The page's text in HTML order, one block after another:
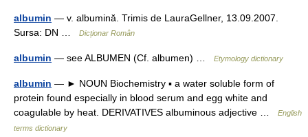
albumin — v. albumină. Trimis de LauraGellner, 13.09.2007.
Sursa: DN …
Dicționar Român
albumin — see ALBUMEN (Cf. albumen) … Etymology dictionary
albumin — ► NOUN Biochemistry ▪ a water soluble form of
protein found especially in blood serum and egg white and
coagulable by heat. DERIVATIVES albuminous adjective …
English
terms dictionary